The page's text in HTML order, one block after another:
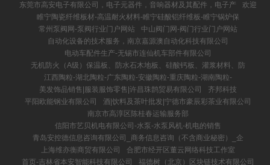
东莞市高安电子有限公司，电子元器件，音响器材及其配件，电子产
欢迎
睢宁陶瓷纤维板材-高温耐火材料-睢宁硅酸铝纤维板-睢宁锅炉保
常州泵阀网-泵阀行业门户网站
中山阀门网-阀门行业门户网站
自动化设备的技术服务，南京嘉源澳自动化科技有限公司
电动车配件生产-无锡市连仙机车部件有限公司
无机防火（A级）保温板、防水石木地板、硅酸钙板、灌浆材料、防
江西陶粒-湖北陶粒-广东陶粒-安徽陶粒-重庆陶粒-湖南陶粒-
美发饰品销售|服装服饰零售|许昌珠鹊贸易有限公司
齐邦科技
平阳欧能钢业有限公司
酒|饮料及茶叶批发|宁德市豪辰彩茶业有限公司
南京市高淳区陈桂春运输服务部
信阳市艺贝机电有限公司-水泵-水泵风机-机电的销售
青岛安控德信息咨询有限公司_商务信息咨询（不含商业秘密）_企
上海维亦衡商贸有限公司
合肥市经开区董云网络科技工作室
首页-吉林省本安智能科技有限公司
福德树（北京）区块链技术有限公司